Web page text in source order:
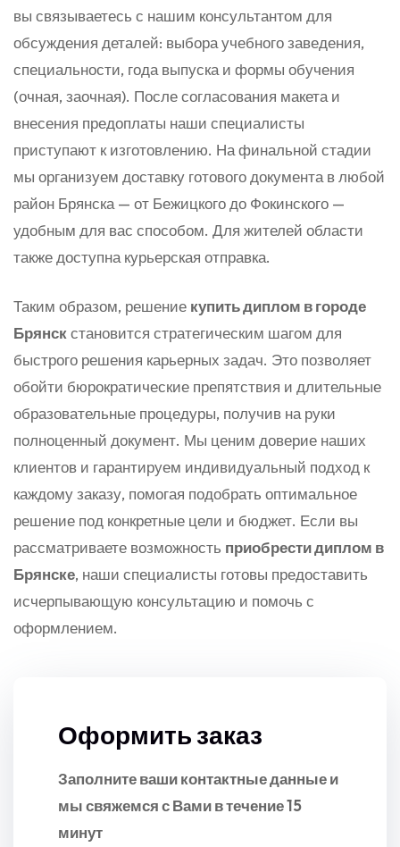
вы связываетесь с нашим консультантом для
обсуждения деталей: выбора учебного заведения,
специальности, года выпуска и формы обучения
(очная, заочная). После согласования макета и
внесения предоплаты наши специалисты
приступают к изготовлению. На финальной стадии
мы организуем доставку готового документа в любой
район Брянска — от Бежицкого до Фокинского —
удобным для вас способом. Для жителей области
также доступна курьерская отправка.
Таким образом, решение купить диплом в городе
Брянскстановится стратегическим шагом для
быстрого решения карьерных задач. Это позволяет
обойти бюрократические препятствия и длительные
образовательные процедуры, получив на руки
полноценный документ. Мы ценим доверие наших
клиентов и гарантируем индивидуальный подход к
каждому заказу, помогая подобрать оптимальное
решение под конкретные цели и бюджет. Если вы
рассматриваете возможность приобрести диплом в
Брянске, наши специалисты готовы предоставить
исчерпывающую консультацию и помочь с
оформлением.
Оформить заказ
Заполните ваши контактные данные и
мы свяжемся с Вами в течение 15
минут